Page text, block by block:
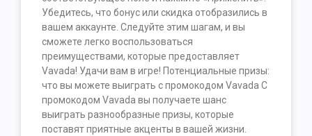
Убедитесь, что бонус или скидка отобразились в
вашем аккаунте. Следуйте этим шагам, и вы
сможете легко воспользоваться
преимуществами, которые предоставляет
Vavada! Удачи вам в игре! Потенциальные призы:
что вы можете выиграть с промокодом Vavada С
промокодом Vavada вы получаете шанс
выиграть разнообразные призы, которые
поставят приятные акценты в вашей жизни.